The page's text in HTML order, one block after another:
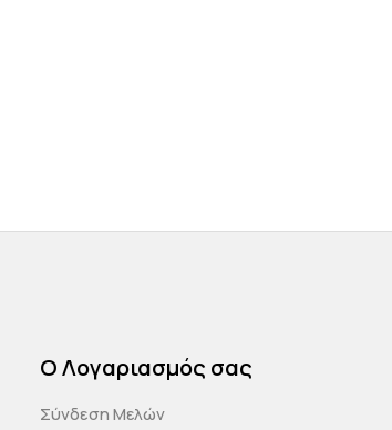
Ο Λογαριασμός σας
Σύνδεση Μελών